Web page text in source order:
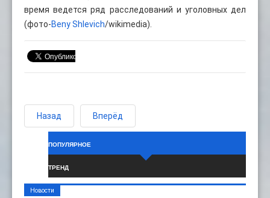
время ведется ряд расследований и уголовных дел
(фото-Beny Shlevich/wikimedia).
Назад Вперёд
ПОПУЛЯРНОЕ
ТРЕНД
Новости